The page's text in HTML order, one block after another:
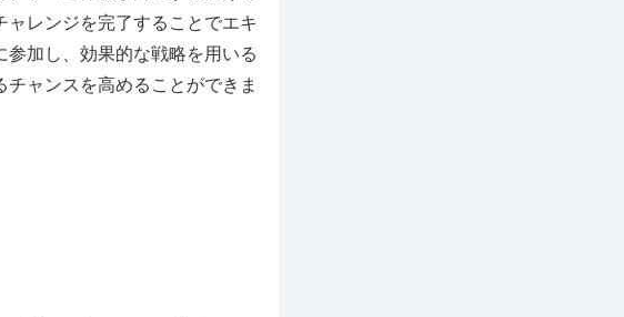
レンジを完了することでエキ
加し、効果的な戦略を用いる
ャンスを高めることができま